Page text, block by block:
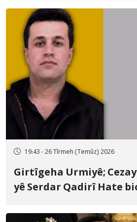
19:43 - 26 Tîrmeh (Temûz) 2026
Girtîgeha Urmiyê;
yê Serdar Qadirî Hate